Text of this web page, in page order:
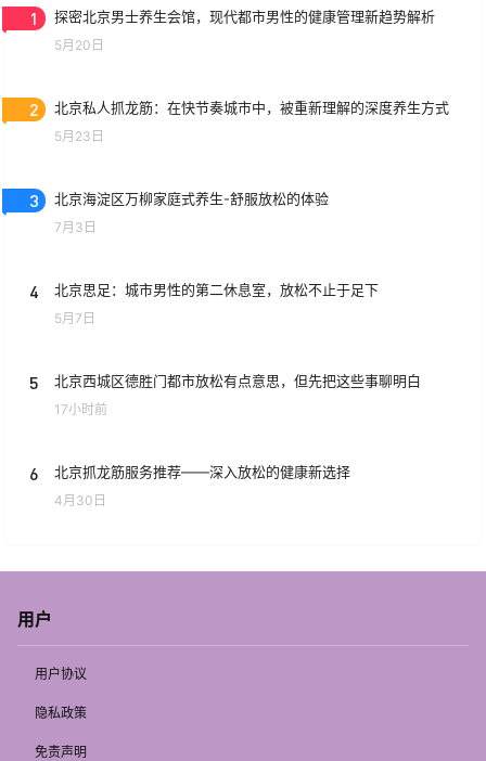
1 探密北京男士养生会馆，现代都市男性的健康管理新趋势解析
5月20日
2 北京私人抓龙筋：在快节奏城市中，被重新理解的深度养生方式
5月23日
3 北京海淀区万柳家庭式养生-舒服放松的体验
7月3日
4 北京思足：城市男性的第二休息室，放松不止于足下
5月7日
5 北京西城区德胜门都市放松有点意思，但先把这些事聊明白
17小时前
6 北京抓龙筋服务推荐——深入放松的健康新选择
4月30日
用户
用户协议
隐私政策
免责声明